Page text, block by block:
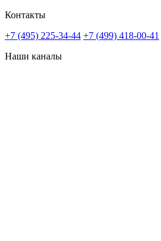
Контакты
+7 (495) 225-34-44 +7 (499) 418-00-41
Наши каналы